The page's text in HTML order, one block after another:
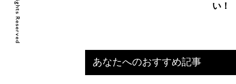
い！
あなたへのおすすめ記事